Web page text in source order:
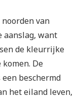
van
aanslag, want
de kleurrijke
De
beschermd
het eiland leven,